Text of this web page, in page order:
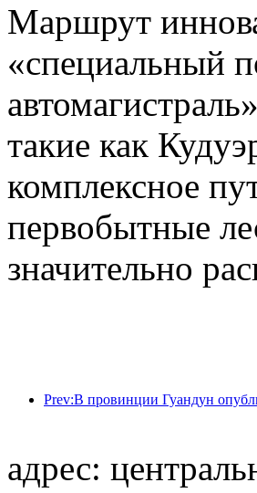
Маршрут
«специальный
такие как
комплексное
первобытные
значительно
адрес: